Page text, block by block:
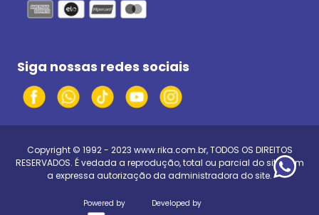
Siga nossas redes sociais
Copyright © 1992 - 2023 www.rika.com.br, TODOS OS DIREITOS
RESERVADOS. É vedada a reprodução, total ou parcial do site, sem
a expressa autorização da administradora do site.
Powered by Developed by